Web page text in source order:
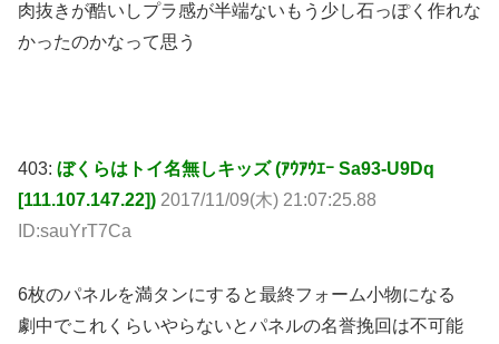
肉抜きが酷いしプラ感が半端ないもう少し石っぽく作れな
かったのかなって思う
403: ぼくらはトイ名無しキッズ (ｱｳｱｳｴｰ Sa93-U9Dq
[111.107.147.22]) 2017/11/09(木) 21:07:25.88
ID:sauYrT7Ca
6枚のパネルを満タンにすると最終フォーム小物になる
劇中でこれくらいやらないとパネルの名誉挽回は不可能